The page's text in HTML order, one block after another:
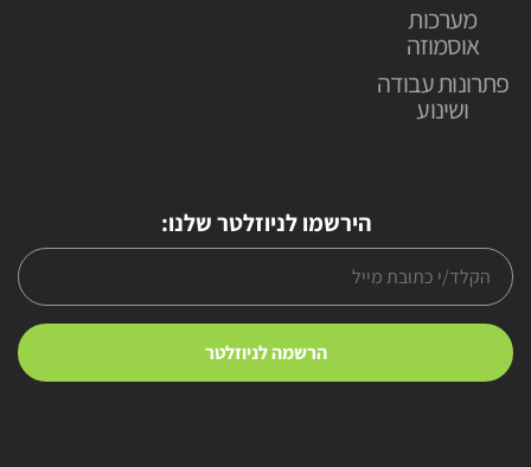
מערכות
אוסמוזה
פתרונות עבודה
ושינוע
הירשמו לניוזלטר שלנו: